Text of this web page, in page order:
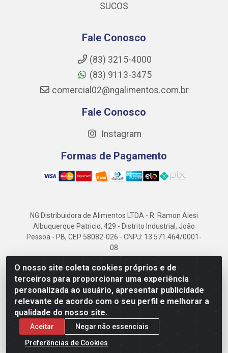
O nosso site coleta cookies próprios e de
terceiros para proporcionar uma experiência
personalizada ao usuário, apresentar publicidade
relevante de acordo com o seu perfil e melhorar a
qualidade do nosso site.
Aceitar
Negar não essenciais
Preferências de Cookies
SUCOS
Fale Conosco
(83) 3215-4000
(83) 9113-3475
comercial02@ngalimentos.com.br
Fale Conosco
Instagram
Formas de Pagamento
NG Distribuidora de Alimentos LTDA - R. Ramon Alesi
Albuquerque Patricio, 429 - Distrito Industrial, João
Pessoa - PB, CEP 58082-026 - CNPJ: 13.571.464/0001-
08
NG Alimentos, há mais de 14 anos no mercado
paraibano, é referência em frigorificados, destacando-
se pela logística eficiente e excelência.